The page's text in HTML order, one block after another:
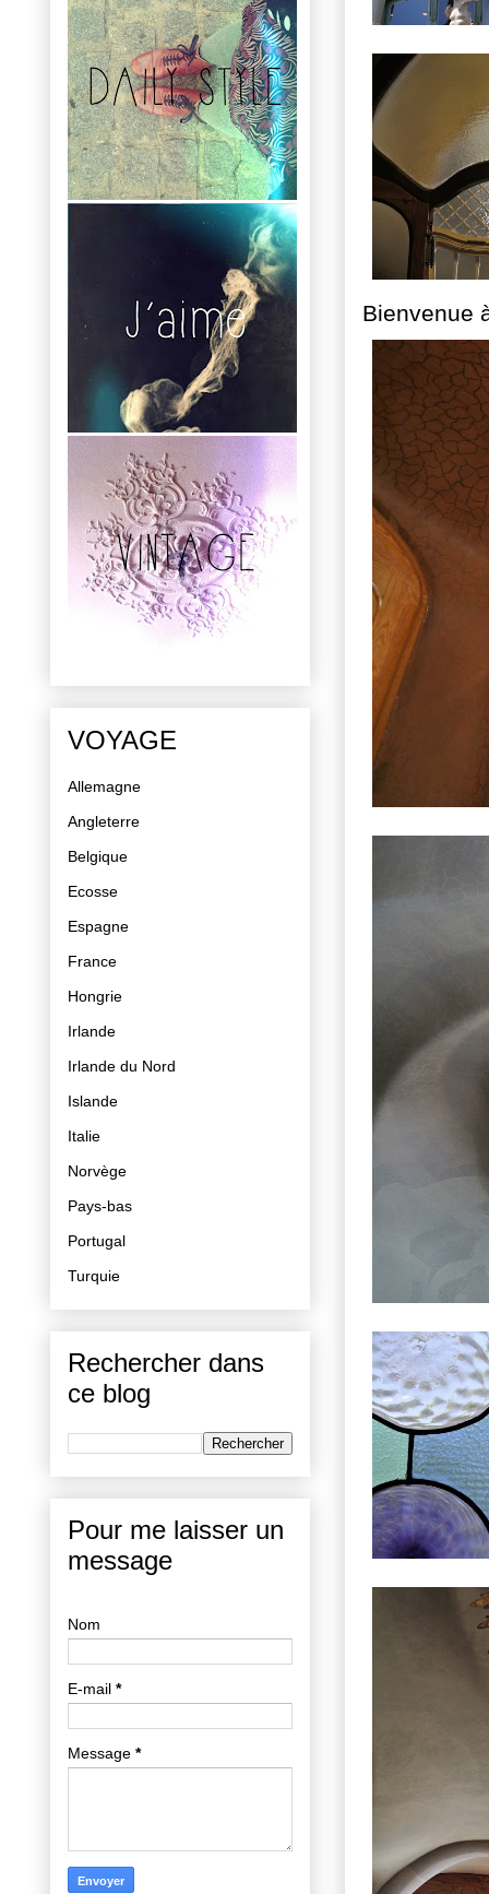
Bienvenue
VOYAGE
Allemagne
Angleterre
Belgique
Ecosse
Espagne
France
Hongrie
Irlande
Irlande du Nord
Islande
Italie
Norvège
Pays-bas
Portugal
Turquie
Rechercher dans
ce blog
Pour me laisser un
message
Nom
E-mail *
Message *